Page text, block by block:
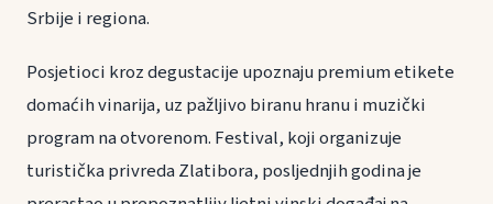
Srbije i regiona.
Posjetioci kroz degustacije upoznaju premium etikete
domaćih vinarija, uz pažljivo biranu hranu i muzički
program na otvorenom. Festival, koji organizuje
turistička privreda Zlatibora, posljednjih godina je